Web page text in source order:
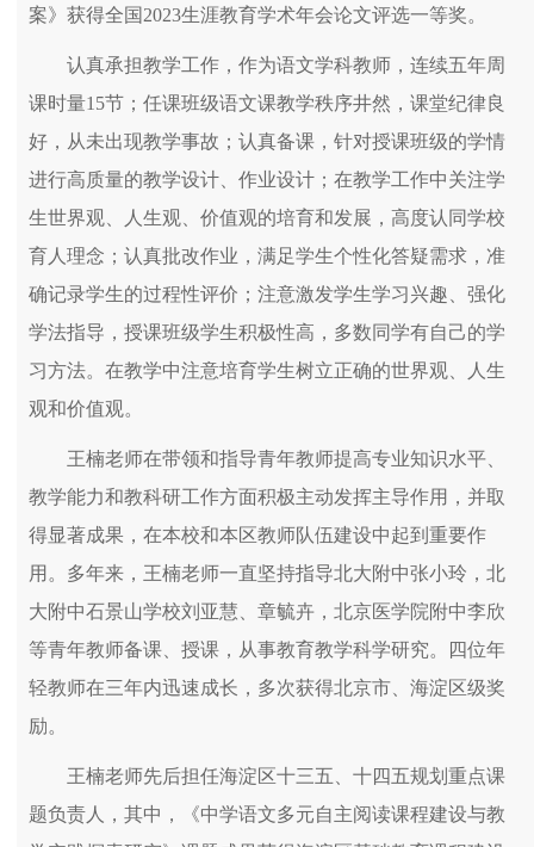
案》获得全国2023生涯教育学术年会论文评选一等奖。
认真承担教学工作，作为语文学科教师，连续五年周
课时量15节；任课班级语文课教学秩序井然，课堂纪律良
好，从未出现教学事故；认真备课，针对授课班级的学情
进行高质量的教学设计、作业设计；在教学工作中关注学
生世界观、人生观、价值观的培育和发展，高度认同学校
育人理念；认真批改作业，满足学生个性化答疑需求，准
确记录学生的过程性评价；注意激发学生学习兴趣、强化
学法指导，授课班级学生积极性高，多数同学有自己的学
习方法。在教学中注意培育学生树立正确的世界观、人生
观和价值观。
王楠老师在带领和指导青年教师提高专业知识水平、
教学能力和教科研工作方面积极主动发挥主导作用，并取
得显著成果，在本校和本区教师队伍建设中起到重要作
用。多年来，王楠老师一直坚持指导北大附中张小玲，北
大附中石景山学校刘亚慧、章毓卉，北京医学院附中李欣
等青年教师备课、授课，从事教育教学科学研究。四位年
轻教师在三年内迅速成长，多次获得北京市、海淀区级奖
励。
王楠老师先后担任海淀区十三五、十四五规划重点课
题负责人，其中，《中学语文多元自主阅读课程建设与教